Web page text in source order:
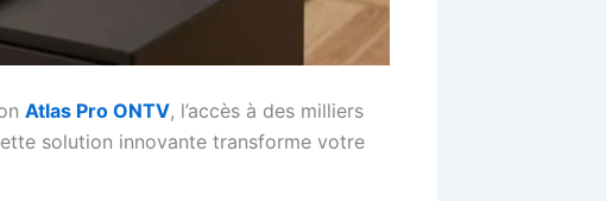
Atlas Pro ONTV, l’accès à des milliers
solution innovante transforme votre